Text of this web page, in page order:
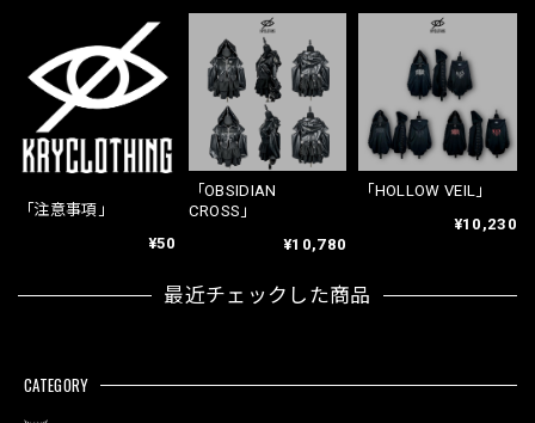
「注意事項」
¥50
「OBSIDIAN
CROSS」
¥10,780
「HOLLOW VEIL」
¥10,230
最近チェックした商品
CATEGORY